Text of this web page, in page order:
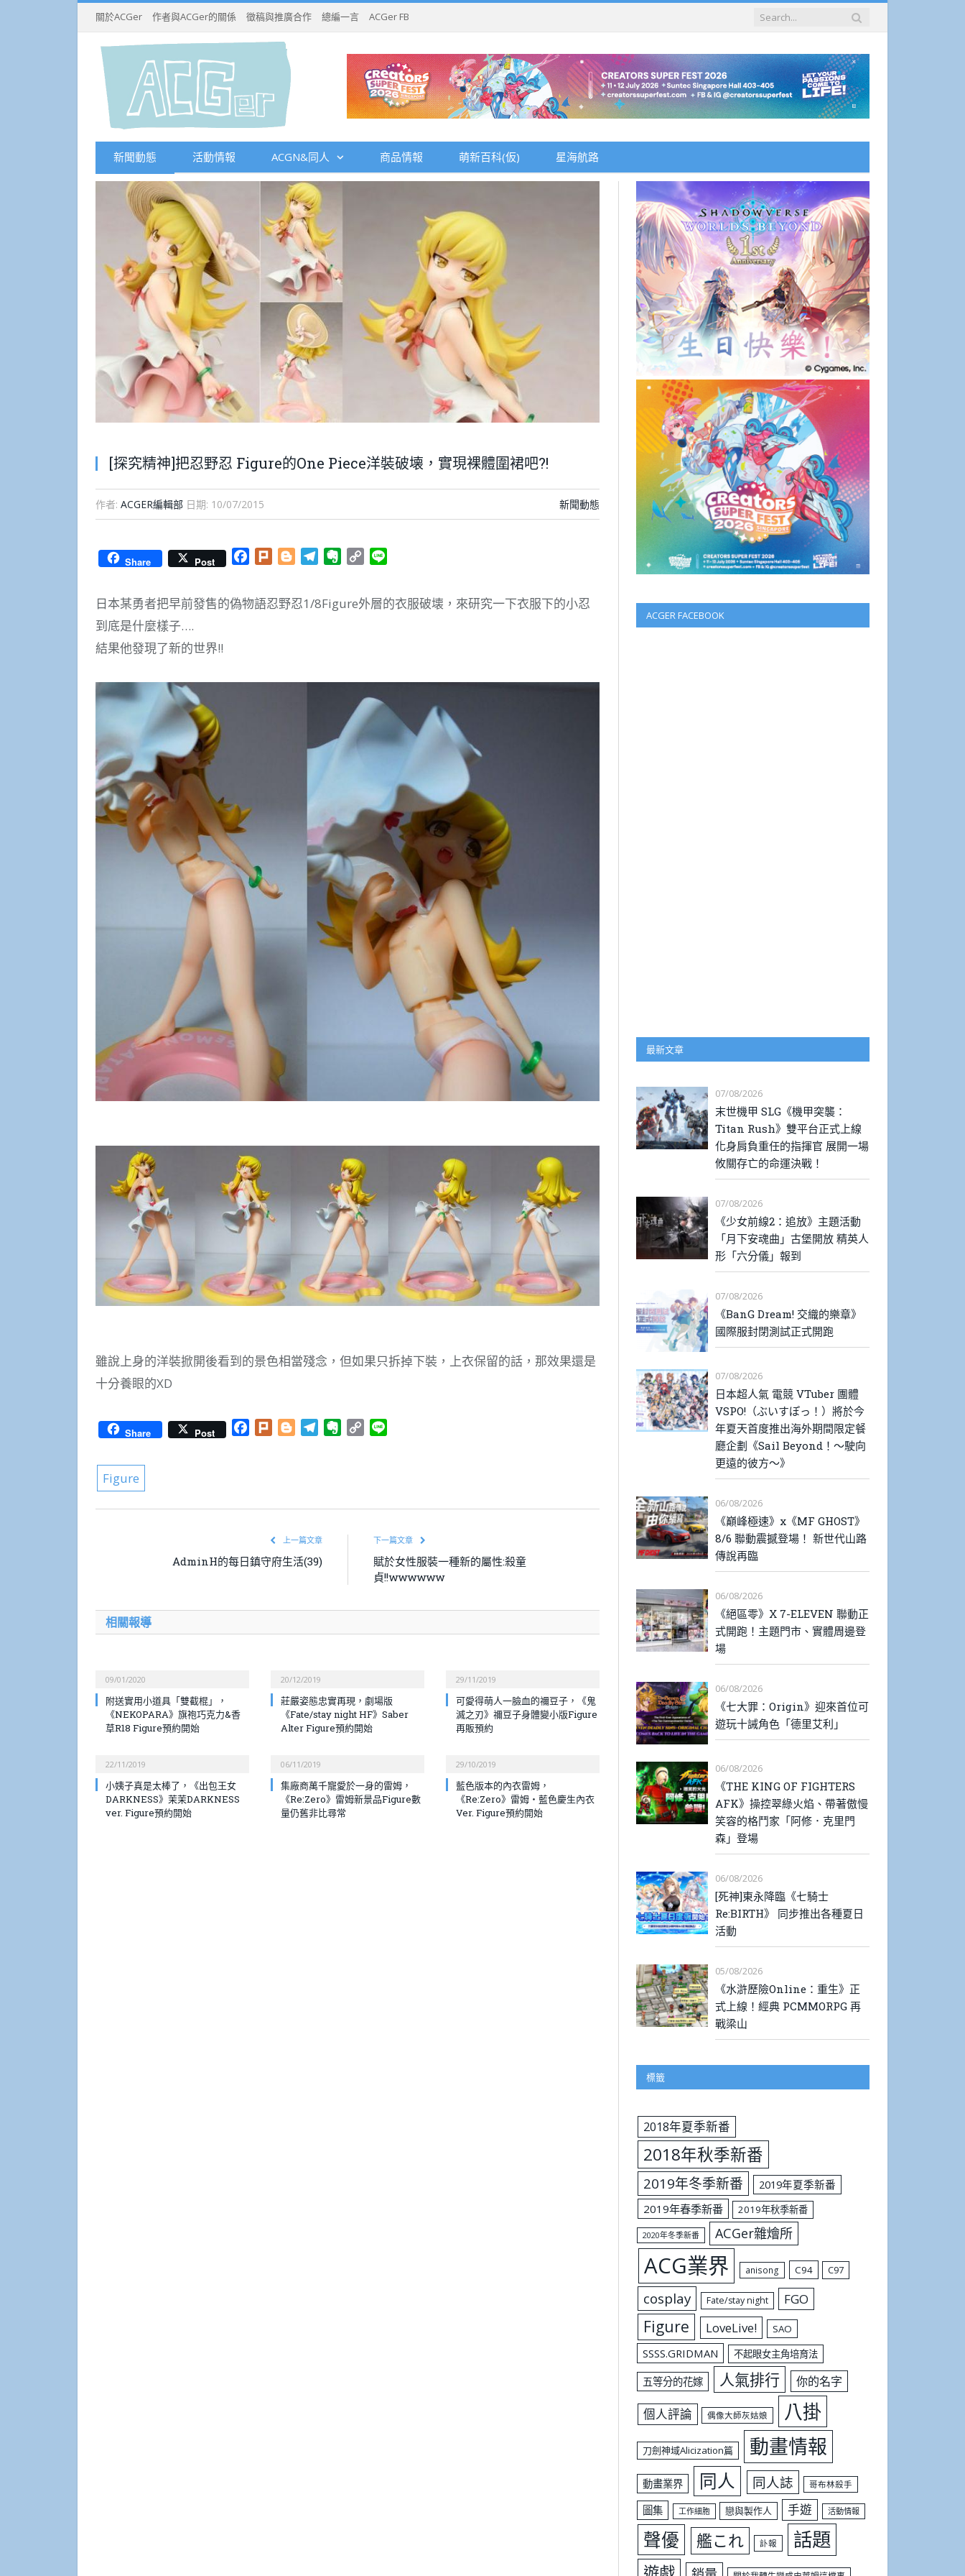
關於ACGer 作者與ACGer的關係 徵稿與推廣合作 總編一言 ACGer FB
新聞動態 活動情報 ACGN&同人 商品情報 萌新百科(仮) 星海航路
[探究精神]把忍野忍 Figure的One Piece洋裝破壊，實現裸體圍裙吧?!
作者: ACGER編輯部 日期: 10/07/2015 新聞動態
Share Post Facebook
Plurk BloggerTelegramEvernote
Copy
日本某勇者把早前發售的偽物語忍野忍1/8Figure外層的衣服破壊，來研究一下衣服下的小忍
到底是什麼樣子….
結果他發現了新的世界!!
雖說上身的洋裝掀開後看到的景色相當殘念，但如果只拆掉下裝，上衣保留的話，那效果還是
十分養眼的XD
Share Post Facebook
Plurk BloggerTelegramEvernote
Copy
Figure
上一篇文章
AdminH的每日鎮守府生活(39)
下一篇文章
賦於女性服裝一種新的屬性:殺童
貞!!wwwwww
相關報導
09/01/2020
附送實用小道具「雙截棍」，
《NEKOPARA》旗袍巧克力&香
草R18 Figure預約開始
20/12/2019
莊嚴姿態忠實再現，劇場版
《Fate/stay night HF》Saber
Alter Figure預約開始
29/11/2019
可愛得萌人一臉血的禰豆子，《鬼
滅之刃》禰豆子身體變小版Figure
再販預約
22/11/2019
小姨子真是太棒了，《出包王女
DARKNESS》茉茉DARKNESS
ver. Figure預約開始
06/11/2019
集廠商萬千寵愛於一身的雷姆，
《Re:Zero》雷姆新景品Figure數
量仍舊非比尋常
29/10/2019
藍色版本的內衣雷姆，
《Re:Zero》雷姆・藍色慶生內衣
Ver. Figure預約開始
ACGER FACEBOOK
最新文章
07/08/2026
末世機甲 SLG《機甲突襲：
Titan Rush》雙平台正式上線
化身肩負重任的指揮官 展開一場
攸關存亡的命運決戰！
07/08/2026
《少女前線2：追放》主題活動
「月下安魂曲」古堡開放 精英人
形「六分儀」報到
07/08/2026
《BanG Dream! 交織的樂章》
國際服封閉測試正式開跑
07/08/2026
日本超人氣 電競 VTuber 團體
VSPO!（ぶいすぽっ！）將於今
年夏天首度推出海外期間限定餐
廳企劃《Sail Beyond！～駛向
更遠的彼方～》
06/08/2026
《巔峰極速》x《MF GHOST》
8/6 聯動震撼登場！ 新世代山路
傳說再臨
06/08/2026
《絕區零》X 7-ELEVEN 聯動正
式開跑！主題門市、實體周邊登
場
06/08/2026
《七大罪：Origin》迎來首位可
遊玩十誡角色「德里艾利」
06/08/2026
《THE KING OF FIGHTERS
AFK》操控翠綠火焰、帶著傲慢
笑容的格鬥家「阿修．克里門
森」登場
06/08/2026
[死神]東永降臨《七騎士
Re:BIRTH》 同步推出各種夏日
活動
05/08/2026
《水滸歷險Online：重生》正
式上線！經典 PCMMORPG 再
戰梁山
標籤
2018年夏季新番
2018年秋季新番
2019年冬季新番
2019年夏季新番
2019年春季新番
2019年秋季新番
2020年冬季新番 ACGer雜燴所
ACG業界 anisong C94 C97
cosplay Fate/stay night FGO
Figure LoveLive! SAO
SSSS.GRIDMAN 不起眼女主角培育法
五等分的花嫁 人氣排行 你的名字
個人評論 偶像大師灰姑娘 八掛
刀劍神域Alicization篇 動畫情報
動畫業界 同人 同人誌 哥布林殺手
圖集 工作細胞 戀與製作人 手遊 活動情報
聲優 艦これ 訃報 話題